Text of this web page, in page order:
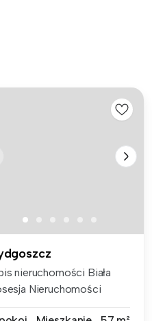
nieruchomości Biała
Nieruchomości